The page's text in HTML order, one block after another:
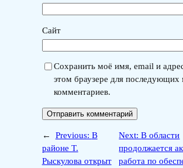
Сайт
Сохранить моё имя, email и
этом браузере для последующих
комментариев.
← Previous: В
районе Т.
Рыскулова открыт
Next:В области
продолжается
работа по